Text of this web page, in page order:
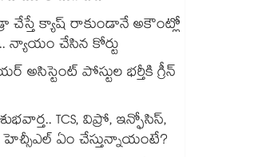
చేస్తే క్యాష్ రాకుండానే అకౌంట్లో
చేసిన కోర్టు
అసిస్టెంట్‌‌ పోస్టుల భర్తీకి గ్రీన్‌‌
TCS, విప్రో, ఇన్ఫోసిస్,
ఏం చేస్తున్నాయంటే?